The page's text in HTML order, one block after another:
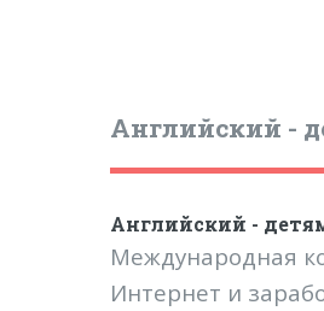
Английский -
Английский -
Международная
Интернет и